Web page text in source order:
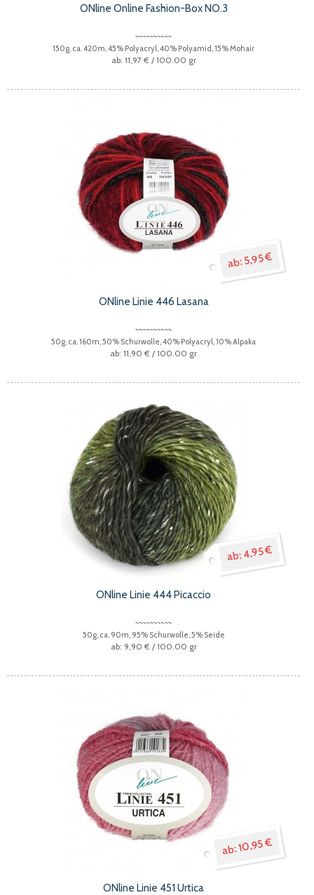
ONline Online Fashion-Box NO.3
150g, ca. 420m, 45% Polyacryl, 40% Polyamid, 15% Mohair
11,97 € / 100.00 gr
5,95 €
ONline Linie 446 Lasana
50g, ca. 160m, 50% Schurwolle, 40% Polyacryl, 10% Alpaka
11,90 € / 100.00 gr
4,95 €
ONline Linie 444 Picaccio
50g, ca. 90m, 95% Schurwolle, 5% Seide
9,90 € / 100.00 gr
10,95 €
ONline Linie 451 Urtica